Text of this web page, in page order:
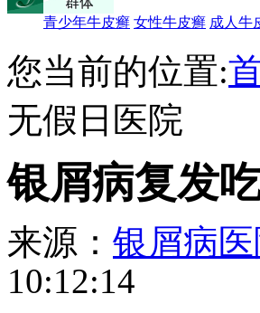
青少年牛皮癣 女性牛皮癣 成人牛
您当前的位置:
无假日医院
银屑病复发
来源： 银屑病
10:12:14